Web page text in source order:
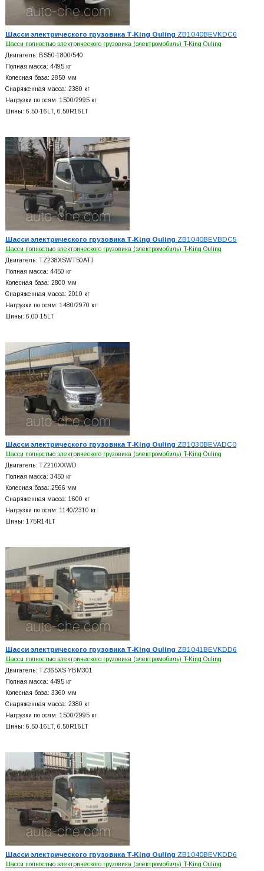
Шасси электрического грузовика T-King Ouling ZB1040BEVKDC6
Шасси полностью электрического грузовика (электромобиль) T-King Ouling
Двигатель: BS50-1800/540
Полная масса: 4495 кг
Колесная база: 2850 мм
Снаряженная масса: 2380 кг
Нагрузки по осям: 1500/2995 кг
Шины: 6.50-16LT, 6.50R16LT
Шасси электрического грузовика T-King Ouling ZB1040BEVBDC5
Шасси полностью электрического грузовика (электромобиль) T-King Ouling
Двигатель: TZ238XSWT50ATJ
Полная масса: 4450 кг
Колесная база: 2800 мм
Снаряженная масса: 2010 кг
Нагрузки по осям: 1480/2970 кг
Шины: 6.00-15LT
Шасси электрического грузовика T-King Ouling ZB1030BEVADC0
Шасси полностью электрического грузовика (электромобиль) T-King Ouling
Двигатель: TZ210XXWD
Полная масса: 3450 кг
Колесная база: 2566 мм
Снаряженная масса: 1600 кг
Нагрузки по осям: 1140/2310 кг
Шины: 175R14LT
Шасси электрического грузовика T-King Ouling ZB1041BEVKDD6
Шасси полностью электрического грузовика (электромобиль) T-King Ouling
Двигатель: TZ365XS-YBM301
Полная масса: 4495 кг
Колесная база: 3360 мм
Снаряженная масса: 2380 кг
Нагрузки по осям: 1500/2995 кг
Шины: 6.50-16LT, 6.50R16LT
Шасси электрического грузовика T-King Ouling ZB1040BEVKDD6
Шасси полностью электрического грузовика (электромобиль) T-King Ouling